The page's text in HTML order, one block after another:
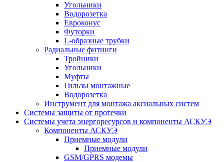
Угольники
Водорозетка
Евроконус
Футорки
L-образные трубки
Радиальные фитинги
Тройники
Угольники
Муфты
Гильзы монтажные
Водорозетка
Инструмент для монтажа аксиальных систем
Системы защиты от протечки
Системы учета энергоресурсов и компоненты АСКУЭ
Компоненты АСКУЭ
Приемные модули
Приемные модули
GSM/GPRS модемы